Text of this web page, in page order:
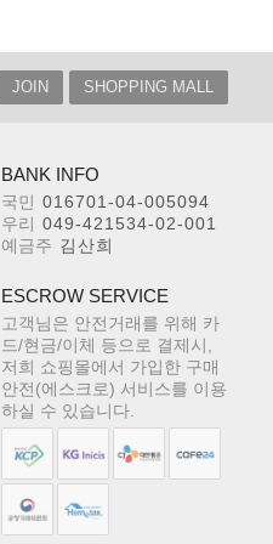
JOIN SHOPPING MALL
BANK INFO
국민 016701-04-005094
우리 049-421534-02-001
예금주 김산희
ESCROW SERVICE
고객님은 안전거래를 위해 카
드/현금/이체 등으로 결제시,
저희 쇼핑몰에서 가입한 구매
안전(에스크로) 서비스를 이용
하실 수 있습니다.